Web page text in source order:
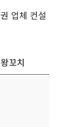
업체 컨설
꼬치